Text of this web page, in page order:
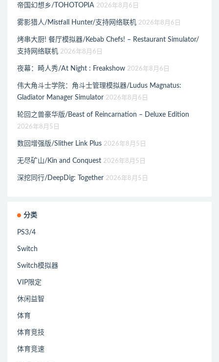
帝国幻想乡/TOHOTOPIA 2026年8月6日
雾影猎人/Mistfall Hunter/支持网络联机 2026年8月6日
烤串大厨! 餐厅模拟器/Kebab Chefs! – Restaurant Simulator/
支持网络联机 2026年8月6日
夜幕：畸人秀/At Night : Freakshow 2026年8月6日
伟大角斗士学院：角斗士管理模拟器/Ludus Magnatus:
Gladiator Manager Simulator 2026年8月6日
轮回之兽豪华版/Beast of Reincarnation – Deluxe Edition
2026年8月5日
数回增强版/Slither Link Plus 2026年8月5日
无尽矿山/Kin and Conquest 2026年8月5日
深挖同行/DeepDig: Together 2026年8月5日
分类
PS3/4
Switch
Switch模拟器
VIP限定
休闲益智
体育
体育竞技
体育竞速